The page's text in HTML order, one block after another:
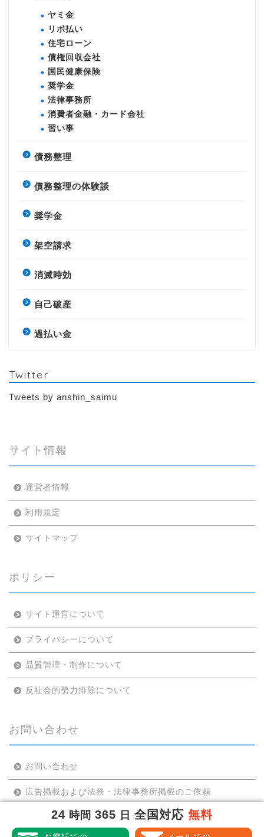
ヤミ金
リボ払い
住宅ローン
債権回収会社
国民健康保険
奨学金
法律事務所
消費者金融・カード会社
習い事
債務整理
債務整理の体験談
奨学金
架空請求
消滅時効
自己破産
過払い金
Twitter
Tweets by anshin_saimu
サイト情報
運営者情報
利用規定
サイトマップ
ポリシー
サイト運営について
プライバシーについて
品質管理・制作について
反社会的勢力排除について
お問い合わせ
お問い合わせ
広告掲載および法務・法律事務所掲載のご依頼
24 時間 365 日 全国対応 無料